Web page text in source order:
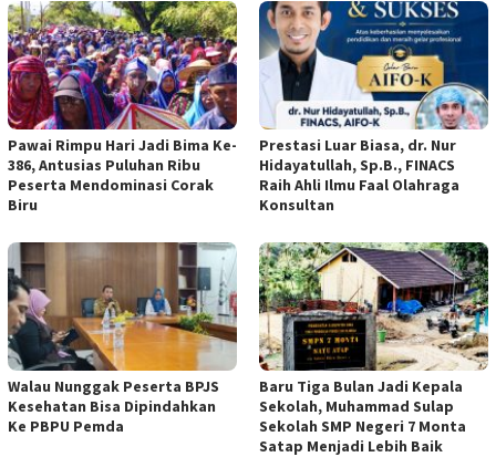
Pawai Rimpu Hari Jadi Bima Ke-
386, Antusias Puluhan Ribu
Peserta Mendominasi Corak
Biru
Prestasi Luar Biasa, dr. Nur
Hidayatullah, Sp.B., FINACS
Raih Ahli Ilmu Faal Olahraga
Konsultan
Walau Nunggak Peserta BPJS
Kesehatan Bisa Dipindahkan
Ke PBPU Pemda
Baru Tiga Bulan Jadi Kepala
Sekolah, Muhammad Sulap
Sekolah SMP Negeri 7 Monta
Satap Menjadi Lebih Baik